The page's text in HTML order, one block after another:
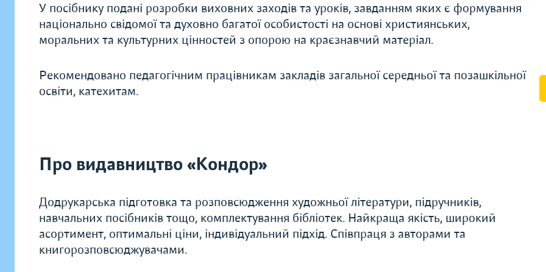
У посібнику подані розробки виховних заходів та уроків, завданням яких є формування
національно свідомої та духовно багатої особистості на основі християнських,
моральних та культурних цінностей з опорою на краєзнавчий матеріал.
Рекомендовано педагогічним працівникам закладів загальної середньої та позашкільної
освіти, катехитам.
Про видавництво «Кондор»
Додрукарська підготовка та розповсюдження художньої літератури, підручників,
навчальних посібників тощо, комплектування бібліотек. Найкраща якість, широкий
асортимент, оптимальні ціни, індивідуальний підхід. Співпраця з авторами та
книгорозповсюджувачами.